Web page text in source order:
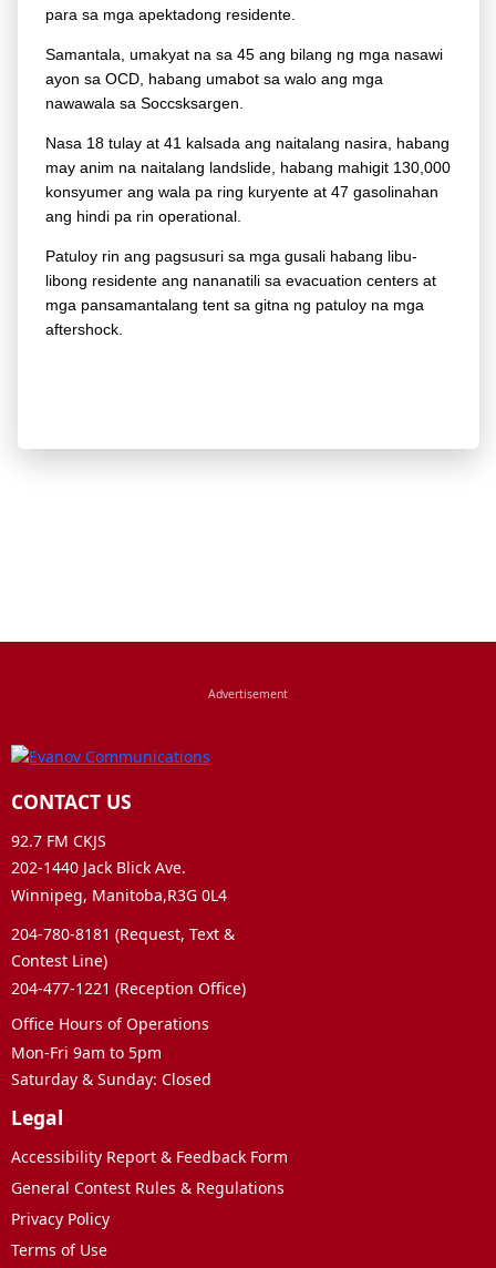
para sa mga apektadong residente.
Samantala, umakyat na sa 45 ang bilang ng mga nasawi
ayon sa OCD, habang umabot sa walo ang mga
nawawala sa Soccsksargen.
Nasa 18 tulay at 41 kalsada ang naitalang nasira, habang
may anim na naitalang landslide, habang mahigit 130,000
konsyumer ang wala pa ring kuryente at 47 gasolinahan
ang hindi pa rin operational.
Patuloy rin ang pagsusuri sa mga gusali habang libu-
libong residente ang nananatili sa evacuation centers at
mga pansamantalang tent sa gitna ng patuloy na mga
aftershock.
CONTACT US
92.7 FM CKJS
202-1440 Jack Blick Ave.
Winnipeg, Manitoba,R3G 0L4
204-780-8181 (Request, Text &
Contest Line)
204-477-1221 (Reception Office)
Office Hours of Operations
Mon-Fri 9am to 5pm
Saturday & Sunday: Closed
Legal
Accessibility Report & Feedback Form
General Contest Rules & Regulations
Privacy Policy
Terms of Use